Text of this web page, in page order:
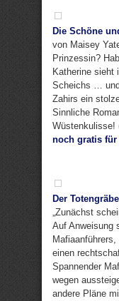
Die Schöne
von Maisey
Prinzessin?
Katherine sieht
Scheichs …
Zahirs ein
Sinnliche
Wüstenkulisse!
noch gratis
Der
„Zunächst
Auf Anweisung
einen
Spannender
wegen
andere Pläne